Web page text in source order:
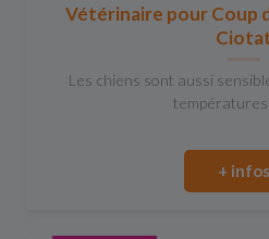
Vétérinaire pour Coup
Les chiens sont aussi
températures
+ infos